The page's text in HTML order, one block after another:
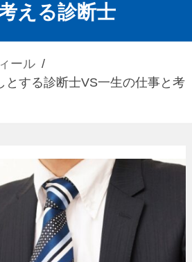
える診断士
ール
とする診断士VS一生の仕事と考